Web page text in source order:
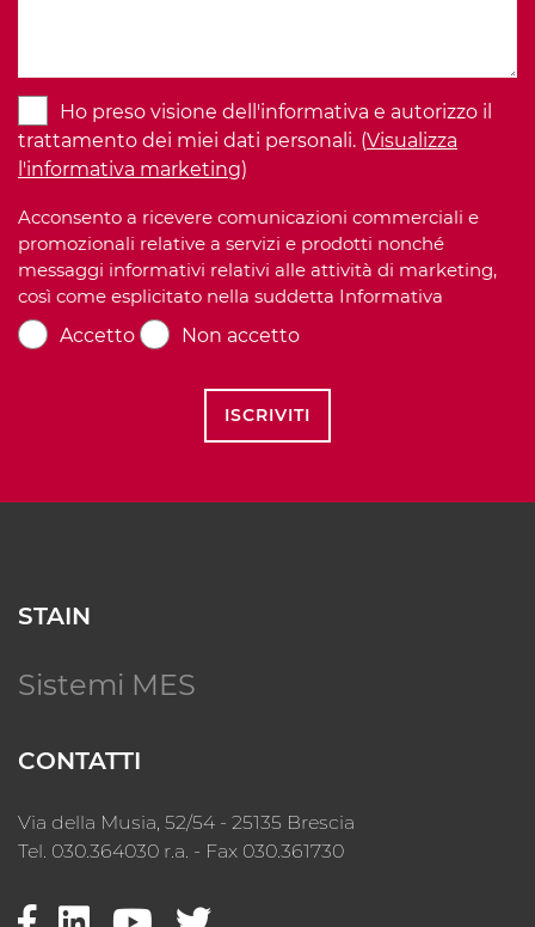
Ho preso visione dell'informativa e autorizzo il
trattamento dei miei dati personali. (Visualizza
l'informativa marketing)
Acconsento a ricevere comunicazioni commerciali e
promozionali relative a servizi e prodotti nonché
messaggi informativi relativi alle attività di marketing,
così come esplicitato nella suddetta Informativa
Accetto
Non accetto
ISCRIVITI
STAIN
Sistemi MES
CONTATTI
Via della Musia, 52/54 - 25135 Brescia
Tel. 030.364030 r.a. - Fax 030.361730